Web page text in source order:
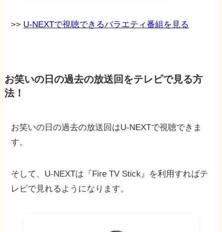
>> U-NEXTで視聴できるバラエティ番組を見る
お笑いの日の過去の放送回をテレビで見る方
法！
お笑いの日の過去の放送回はU-NEXTで視聴できま
す。
そして、U-NEXTは『Fire TV Stick』を利用すればテ
レビで見れるようになります。